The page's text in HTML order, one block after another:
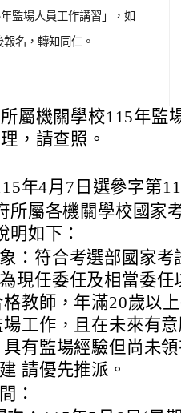
監場人員工作講習」，如
名，轉知同仁。
屬機關學校115年監
，請查照。
年4月7日選參字第
所屬各機關學校國家
明如下：
：符合考選部國家
現任委任及相當委
格教師，年滿20歲以
場工作，且在未來有
有監場經驗但尚未
請優先推派。
：